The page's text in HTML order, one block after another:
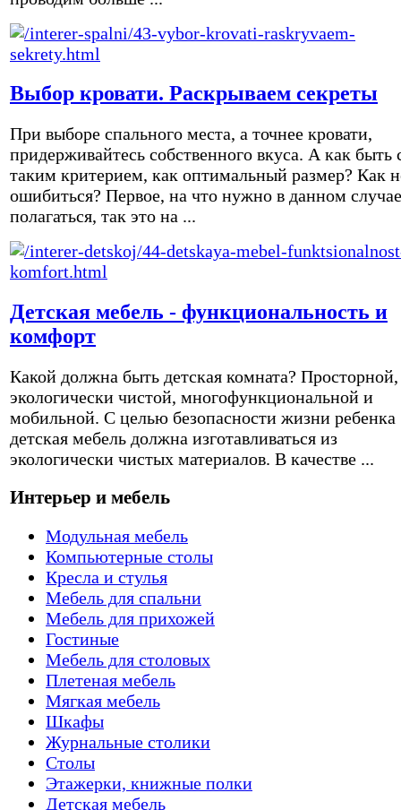
Выбор кровати. Раскрываем секреты
При выборе спального места, а точнее кровати,
придерживайтесь собственного вкуса. А как быть
таким критерием, как оптимальный размер? Как
ошибиться? Первое, на что нужно в данном случае
полагаться, так это на ...
Детская мебель - функциональность и
комфорт
Какой должна быть детская комната? Просторной,
экологически чистой, многофункциональной и
мобильной. С целью безопасности жизни ребенка
детская мебель должна изготавливаться из
экологически чистых материалов. В качестве ...
Интерьер и мебель
Модульная мебель
Компьютерные столы
Кресла и стулья
Мебель для спальни
Мебель для прихожей
Гостиные
Мебель для столовых
Плетеная мебель
Мягкая мебель
Шкафы
Журнальные столики
Столы
Этажерки, книжные полки
Детская мебель